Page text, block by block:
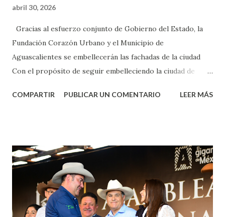
abril 30, 2026
Gracias al esfuerzo conjunto de Gobierno del Estado, la
Fundación Corazón Urbano y el Municipio de
Aguascalientes se embellecerán las fachadas de la ciudad
Con el propósito de seguir embelleciendo la ciudad de
municipal, Leo Montañez dio inicio al programa
Corazón Urbano y el Municipio capital. Leo Montañez
informó que en este programa se usarán cerca de 90 mil
metros cuadrados de pintura, para dar inicio en la calle
Nieto, entre Jesús F. Elizondo y la calle 22 de Octubre, con
lo que se aplicará pintura en 66 casas. Posteriormente se
COMPARTIR PUBLICAR UN COMENTARIO LEER MÁS